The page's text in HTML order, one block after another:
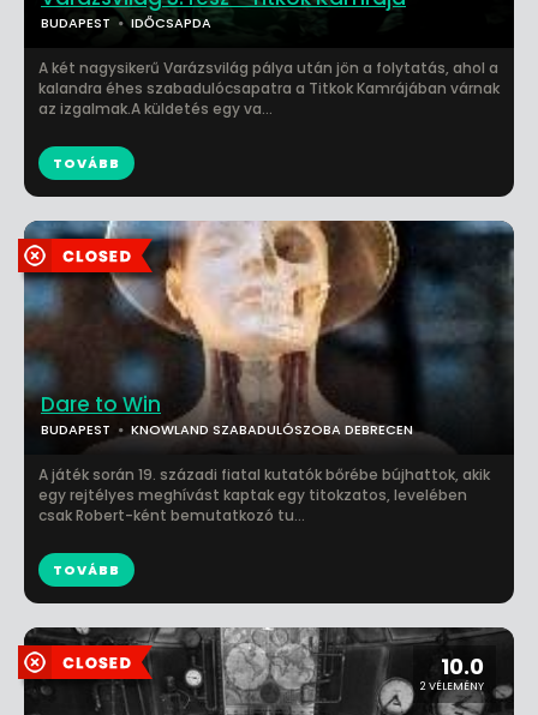
Dare to Win
BUDAPEST KNOWLAND SZABADULÓSZOBA DEBRECEN
A játék során 19. századi fiatal kutatók bőrébe bújhattok, akik
egy rejtélyes meghívást kaptak egy titokzatos, levelében
csak Robert-ként bemutatkozó tu...
TOVÁBB
BUDAPEST IDŐCSAPDA
A két nagysikerű Varázsvilág pálya után jön a folytatás, ahol a
kalandra éhes szabadulócsapatra a Titkok Kamrájában várnak
az izgalmak.A küldetés egy va...
TOVÁBB
10.0
2 VÉLEMÉNY